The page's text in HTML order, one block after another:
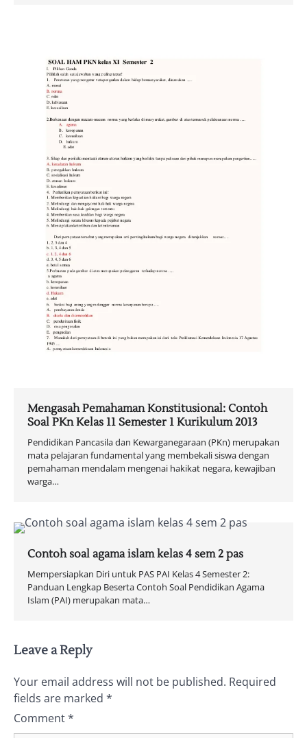
Mengasah Pemahaman Konstitusional: Contoh
Soal PKn Kelas 11 Semester 1 Kurikulum 2013
Pendidikan Pancasila dan Kewarganegaraan (PKn) merupakan
mata pelajaran fundamental yang membekali siswa dengan
pemahaman mendalam mengenai hakikat negara, kewajiban
warga…
Contoh soal agama islam kelas 4 sem 2 pas
Mempersiapkan Diri untuk PAS PAI Kelas 4 Semester 2:
Panduan Lengkap Beserta Contoh Soal Pendidikan Agama
Islam (PAI) merupakan mata…
Leave a Reply
Your email address will not be published. Required
fields are marked *
Comment*